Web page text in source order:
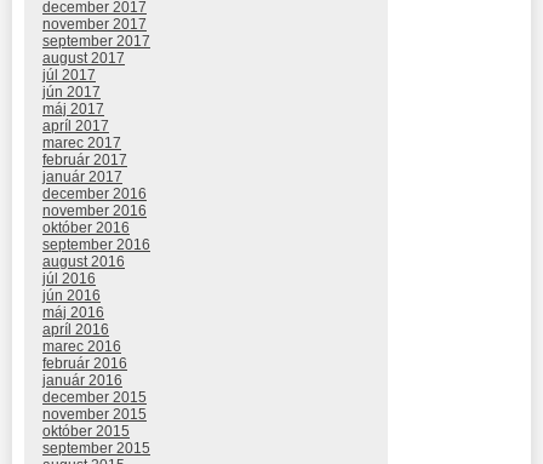
december 2017
november 2017
september 2017
august 2017
júl 2017
jún 2017
máj 2017
apríl 2017
marec 2017
február 2017
január 2017
december 2016
november 2016
október 2016
september 2016
august 2016
júl 2016
jún 2016
máj 2016
apríl 2016
marec 2016
február 2016
január 2016
december 2015
november 2015
október 2015
september 2015